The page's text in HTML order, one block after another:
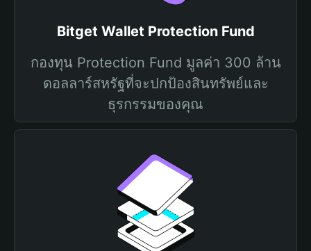
Bitget Wallet Protection Fund
กองทุน Protection Fund มูลค่า 300 ล้าน
ดอลลาร์สหรัฐที่จะปกป้องสินทรัพย์และ
ธุรกรรมของคุณ